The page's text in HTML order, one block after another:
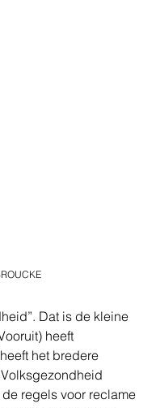
Dat is de kleine
heeft
het bredere
regels voor reclame